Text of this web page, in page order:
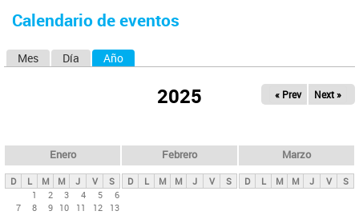
d
usted
Calendario de eventos
s
p
Mes Día Año
2025 « Prev Next »
Enero
D L M M J V
S
1
2 3 4 5
6
7
8 9 10 11 12
13
Febrero
D L M M J V S
Marzo
D L M M J V S